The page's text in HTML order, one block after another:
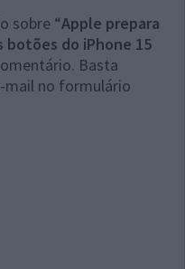
sobre “Apple prepara
botões do iPhone 15
Basta
mail no formulário